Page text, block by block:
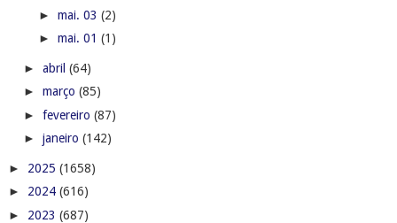
► mai. 03 (2)
► mai. 01 (1)
► abril (64)
► março (85)
► fevereiro (87)
► janeiro (142)
► 2025 (1658)
► 2024 (616)
► 2023 (687)